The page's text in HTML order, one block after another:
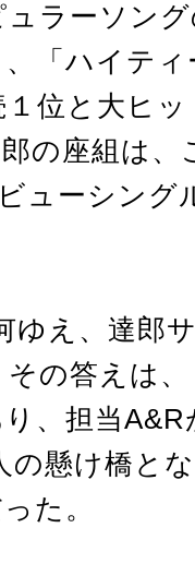
ラーソン
、「ハイテ
位と大ヒ
の座組は、
ューシング
え、達郎
の答えは
、担当
懸け橋と
た。